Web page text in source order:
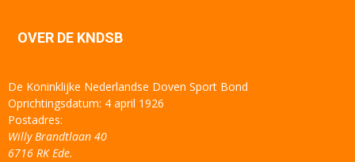
OVER DE KNDSB
De Koninklijke Nederlandse Doven Sport Bond
Oprichtingsdatum: 4 april 1926
Postadres:
Willy Brandtlaan 40
6716 RK Ede.